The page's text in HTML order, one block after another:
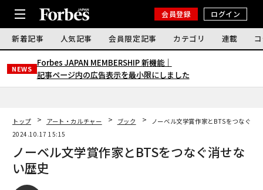
会員登録 ログイン
新着記事 人気記事 会員限定記事 カテゴリ 連載
NEWS
Forbes JAPAN MEMBERSHIP 新機能｜
記事ページ内の広告表示を最小限にしました
トップ アート・カルチャー ブック
ノーベル文学賞作家とBTSをつなぐ消
2024.10.17 15:15
ノーベル文学賞作家とBTSをつなぐ消せな
い歴史